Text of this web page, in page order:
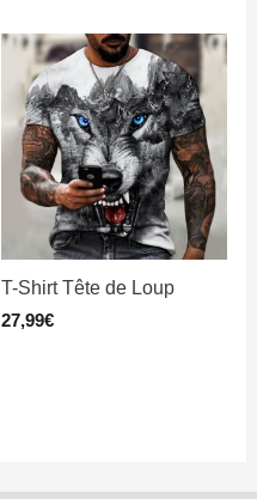
T-Shirt Tête de Loup
27,99€